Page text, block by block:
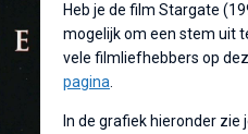
Heb je de film Stargate
mogelijk om een stem uit
vele filmliefhebbers op
pagina
In de grafiek hieronder